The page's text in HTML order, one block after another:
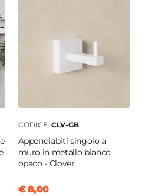
CODICE: CLV-GB
Appendiabiti singolo a
muro in metallo bianco
opaco - Clover
€ 8,00